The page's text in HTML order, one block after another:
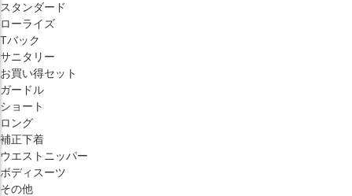
スタンダード
ローライズ
Tバック
サニタリー
お買い得セット
ガードル
ショート
ロング
補正下着
ウエストニッパー
ボディスーツ
その他